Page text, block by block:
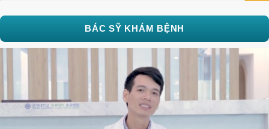
BÁC SỸ KHÁM BỆNH